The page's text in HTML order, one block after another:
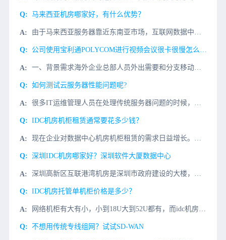
马来西亚机房哪家好，有什么优势？
由于马来西亚服务器靠近东南亚市场，互联网数据中心已经成熟和完善，多优势。因此，马来西亚服务器在大陆越来越受欢迎，尤其是在整个游戏行业和外贸行业。所以今天小编将介绍马来西亚服务器机房的优势。一、马来西亚
公司使用宝利通POLYCOM进行视频会议很卡很慢怎么解决？
一、背景需求海外企业总部人员外出需要和分支移动办公宝利通POLYCOM视频会议协同办公视频会议，国内同事宝利通POLYCOM视频会议打开很慢，经常视频会议发送失败，希望用宝利通POLYCOM视频会议统
如何测试云服务器性能问题呢?
很多IT运维管理人员在处理传统服务器问题的时候，因为对系统很熟悉，可以快速排查传统系统可能存在的问题。但是，当使用云服务器以后遇到一些问题时，因为对云服务器系统缺乏深入的了解，不能及时测试基于云服务器
IDC机房机柜租赁通常要花多少钱？
现在企业对数据中心机房机柜租赁的需求日益增长。今天就给大家科普一下机柜租赁的费用，帮助一些想要租赁机柜的粉丝们。了解这些因素也可以帮助企业做出明智的决策。首先影响机柜租赁价格的主要因素：地理位置： 机
深圳IDC机房哪家好？深圳软件大厦数据中心
深圳高新区互联港湾机房是深圳市政府建设的大楼，主要功能是数据中心、政府办公、国家重点高技术企业的入驻，是深圳市政府的重要接待场所，大楼管理严谨，IDC所处的大楼环境安全可靠。数据中心详情建筑 总面积1
IDC机房托管单机柜价格是多少？
网络机柜有大有小，小到18U大到52U都有，而idc机房常见的机柜为42U居多，该机柜高2米、宽0.6米、深0.8米标准服务器机柜，目前中国电信西部信息中心机柜就是采用的42U标准机柜。国内四川成都中
不想用传统专线组网？试试SD-WAN